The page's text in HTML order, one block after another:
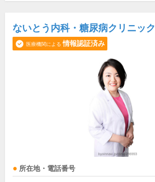
ないとう内科・糖尿病クリニック
医療機関による 情報認証済み
所在地・電話番号